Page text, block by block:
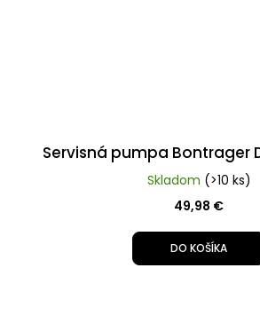
Servisná pumpa Bontrager
Skladom (>10 ks)
49,98 €
DO KOŠÍKA